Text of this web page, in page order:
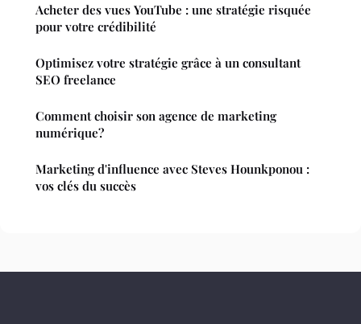
Acheter des vues YouTube : une stratégie risquée
pour votre crédibilité
Optimisez votre stratégie grâce à un consultant
SEO freelance
Comment choisir son agence de marketing
numérique?
Marketing d'influence avec Steves Hounkponou :
vos clés du succès